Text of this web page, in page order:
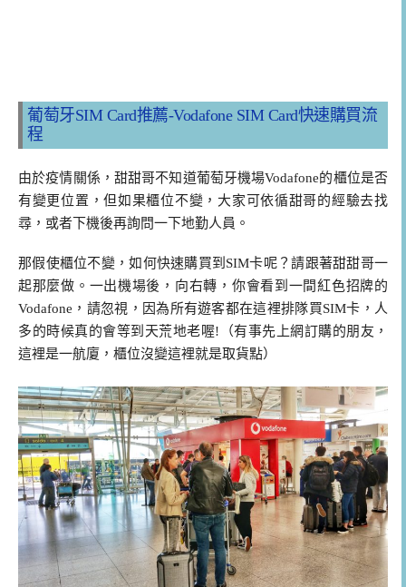
葡萄牙SIM Card推薦-Vodafone SIM Card快速購買流
程
由於疫情關係，甜甜哥不知道葡萄牙機場Vodafone的櫃位是否
有變更位置，但如果櫃位不變，大家可依循甜哥的經驗去找
尋，或者下機後再詢問一下地勤人員。
那假使櫃位不變，如何快速購買到SIM卡呢？請跟著甜甜哥一
起那麼做。一出機場後，向右轉，你會看到一間紅色招牌的
Vodafone，請忽視，因為所有遊客都在這裡排隊買SIM卡，人
多的時候真的會等到天荒地老喔!（有事先上網訂購的朋友，
這裡是一航廈，櫃位沒變這裡就是取貨點）